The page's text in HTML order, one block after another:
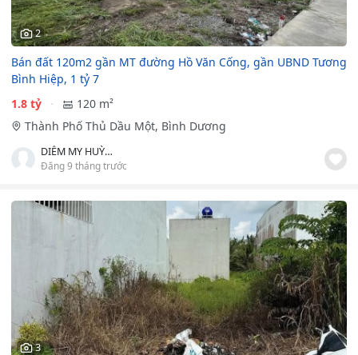
2
Bán đất 120m2 gần MT đường Hồ Văn Cống, gần UBND Tương
Bình Hiệp, 1 tỷ 7
1.8 tỷ
120 m²
Thành Phố Thủ Dầu Một, Bình Dương
DIỄM MY HUỲNH
Đăng 9 tháng trước
3